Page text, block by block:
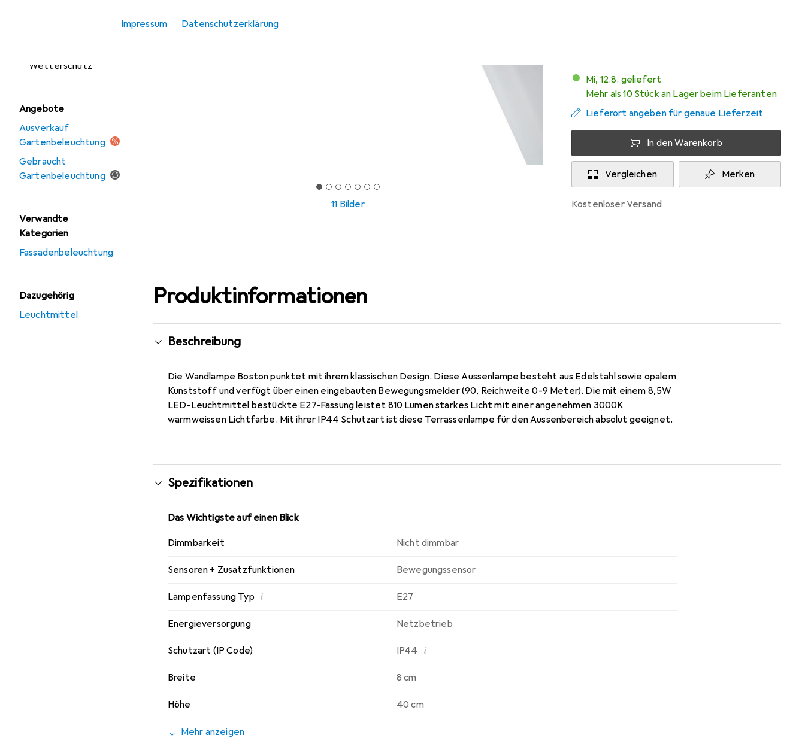
Impressum Datenschutzerklärung
Wetterschutz
Angebote
Ausverkauf
Gartenbeleuchtung
Gebraucht
Gartenbeleuchtung
Verwandte
Kategorien
Fassadenbeleuchtung
Dazugehörig
Leuchtmittel
11 Bilder
Mi, 12.8. geliefert
Mehr als 10 Stück an Lager beim Lieferanten
Lieferort angeben für genaue Lieferzeit
In den Warenkorb
Vergleichen Merken
kostenloser Versand
Produktinformationen
Beschreibung
Die Wandlampe Boston punktet mit ihrem klassischen Design. Diese Aussenlampe besteht aus Edelstahl sowie opalem
Kunststoff und verfügt über einen eingebauten Bewegungsmelder (90, Reichweite 0-9 Meter). Die mit einem 8,5W
LED-Leuchtmittel bestückte E27-Fassung leistet 810 Lumen starkes Licht mit einer angenehmen 3000K
warmweissen Lichtfarbe. Mit ihrer IP44 Schutzart ist diese Terrassenlampe für den Aussenbereich absolut geeignet.
Spezifikationen
Das Wichtigste auf einen Blick
Dimmbarkeit Nicht dimmbar
Sensoren + Zusatzfunktionen Bewegungssensor
Lampenfassung Typ i E27
Energieversorgung Netzbetrieb
Schutzart (IP Code) IP44 i
Breite 8 cm
Höhe 40 cm
Mehr anzeigen